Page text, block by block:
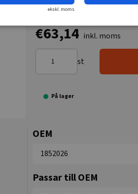
€63,14 inkl. moms
st
På lager
OEM
1852026
Passar till OEM
ekskl. moms